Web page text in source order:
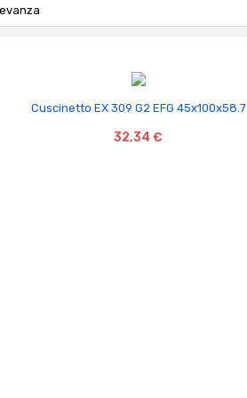

Cuscinetto EX 309 G2 EFG 45x100x58.7
32,34 €